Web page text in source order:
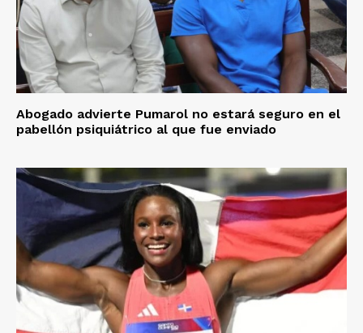
Abogado advierte Pumarol no estará seguro en el
pabellón psiquiátrico al que fue enviado